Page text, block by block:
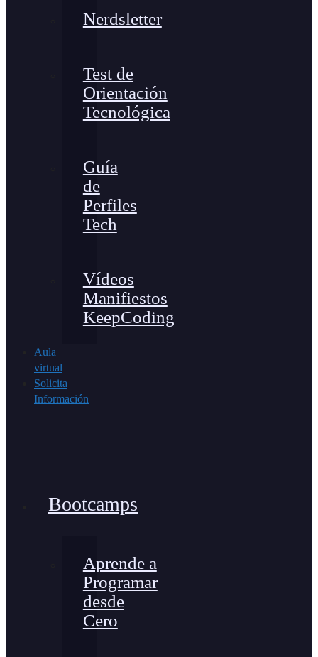
Nerdsletter
Test de
Orientación
Tecnológica
Guía
de
Perfiles
Tech
Vídeos
Manifiestos
KeepCoding
Aula
virtual
Solicita
Información
Bootcamps
Aprende a
Programar
desde
Cero